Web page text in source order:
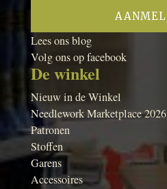
Lees ons blog
Volg ons op facebook
De winkel
Nieuw in de Winkel
Needlework Marketplace 2026
Patronen
Stoffen
Garens
Accessoires